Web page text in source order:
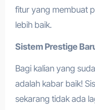
fitur yang membuat
lebih baik.
Sistem Prestige
Bagi kalian yang
adalah kabar baik!
sekarang tidak ada